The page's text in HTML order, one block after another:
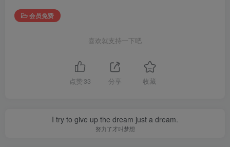
会员免费
喜欢就支持一下吧
点赞 33 分享 收藏
I try to give up the dream just a dream.
努力了才叫梦想